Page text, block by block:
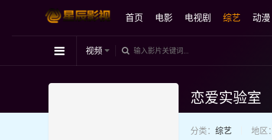
首页 电影 电视剧 综艺 动漫
视频
恋爱实验室
分类： 综艺 地区：